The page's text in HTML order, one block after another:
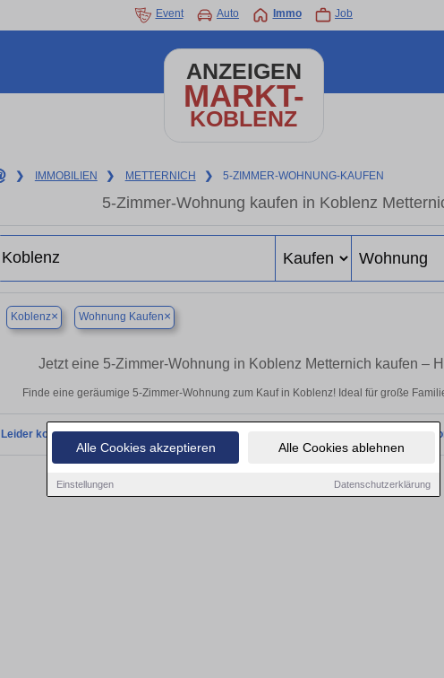
Alle Cookies akzeptieren Alle Cookies ablehnen
Einstellungen Datenschutzerklärung
Event Auto Immo Job
ANZEIGEN
MARKT-
KOBLENZ
❯ IMMOBILIEN ❯ METTERNICH ❯ 5-ZIMMER-WOHNUNG-KAUFEN
5-Zimmer-Wohnung kaufen in Koblenz
Koblenz× Wohnung Kaufen×
Jetzt eine 5-Zimmer-Wohnung in Koblenz Metternich kaufen –
Finde eine geräumige 5-Zimmer-Wohnung zum Kauf in Koblenz! Ideal für große
Leider konnten wir derzeit keine passenden Objekte finden. Schauen Sie bald wieder